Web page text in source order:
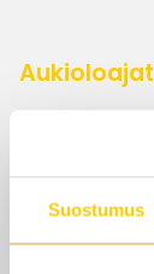
Suostumus
Aukioloajat
ma-pe
la